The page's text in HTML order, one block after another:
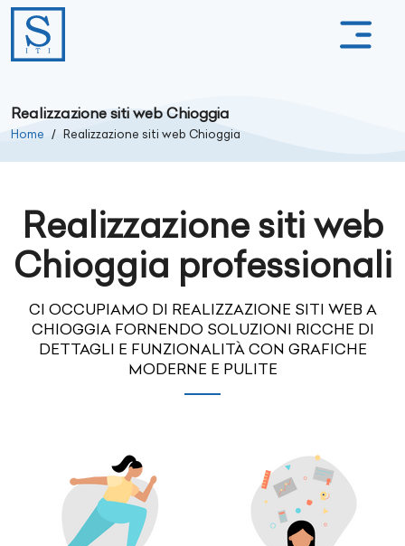
Realizzazione siti web Chioggia
Home Realizzazione siti web Chioggia
Realizzazione siti web
Chioggia professionali
CI OCCUPIAMO DI REALIZZAZIONE SITI WEB A
CHIOGGIA FORNENDO SOLUZIONI RICCHE DI
DETTAGLI E FUNZIONALITÀ CON GRAFICHE
MODERNE E PULITE